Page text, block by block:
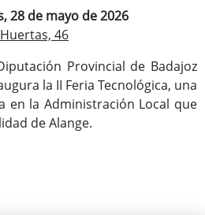
28 de mayo de 2026
46
Provincial de Badajoz
la II Feria Tecnológica, una
en la Administración Local que
de Alange.